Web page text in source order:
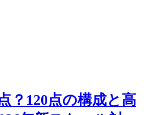
？120点の構成と高